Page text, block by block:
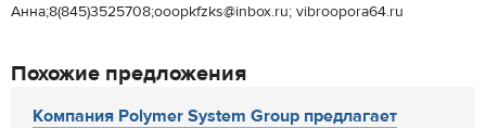
Анна;8(845)3525708;ooopkfzks@inbox.ru; vibroopora64.ru
Похожие предложения
Компания Polymer Sуstem Group предлагает